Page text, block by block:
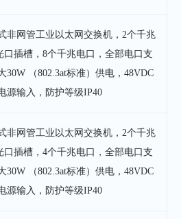
非网管工业以太网交换机，2个千兆
口插槽，8个千兆电口，全部电口支
30W （802.3at标准）供电，48VDC
源输入，防护等级IP40
非网管工业以太网交换机，2个千兆
口插槽，4个千兆电口，全部电口支
30W （802.3at标准）供电，48VDC
源输入， 防护等级IP40